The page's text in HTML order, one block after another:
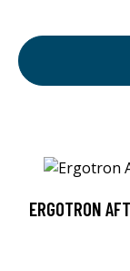
ERGOTRON